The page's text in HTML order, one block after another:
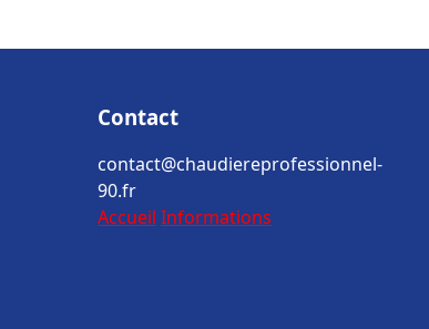
Contact
contact@chaudiereprofessionnel-
90.fr
Accueil Informations